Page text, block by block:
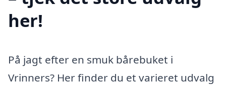
her!
På jagt efter en smuk bårebuket i
Vrinners? Her finder du et varieret udvalg